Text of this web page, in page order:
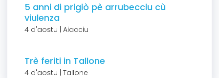
5 anni di prigiò pè arrubecciu cù
viulenza
4 d'aostu | Aiacciu
Trè feriti in Tallone
4 d'aostu | Tallone